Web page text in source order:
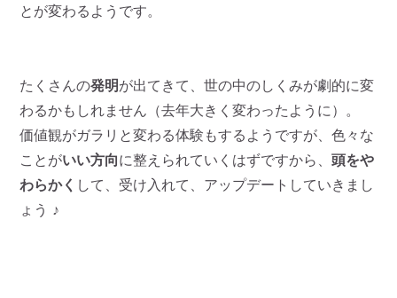
とが変わるようです。
たくさんの発明が出てきて、世の中のしくみが劇的に変
わるかもしれません（去年大きく変わったように）。
価値観がガラリと変わる体験もするようですが、色々な
ことがいい方向に整えられていくはずですから、頭をや
わらかく して、受け入れて、アップデートしていきまし
ょう ♪